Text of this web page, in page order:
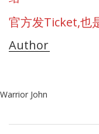
官方发Ticket,也
Author
Warrior John